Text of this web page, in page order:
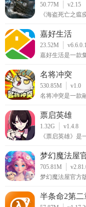
50.77M
v2.15
《海盗死亡之瘟
嘉好生活
23.52M
v6.6.0.1
嘉好生活是一款
名将冲突
530.85M
v1.0
名将冲突是一款
票启英雄
1.32G
v1.4.8
《票启英雄》是
梦幻魔法屋
705.81M
梦幻魔法屋官方
半条命2第二